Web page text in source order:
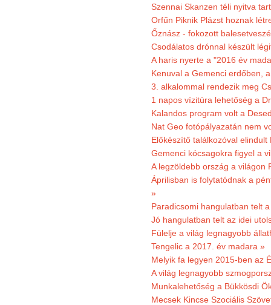
Szennai Skanzen téli nyitva
Orfűn Piknik Plázst hoznak
Őznász - fokozott
Csodálatos drónnal készült
A haris nyerte a "2016 év
Kenuval a Gemenci erdőben,
3. alkalommal rendezik meg
1 napos vízitúra lehetőség a
Kalandos program volt a
Nat Geo fotópályazatán nem
Előkészítő találkozóval
Gemenci kócsagokra figyel a
A legzöldebb ország a világon
Áprilisban is folytatódnak a
»
Paradicsomi hangulatban telt
Jó hangulatban telt az idei
Fülelje a világ legnagyobb
Tengelic a 2017. év madara »
Melyik fa legyen 2015-ben az
A világ legnagyobb
Munkalehetőség a Bükkösdi
Mecsek Kincse Szociális